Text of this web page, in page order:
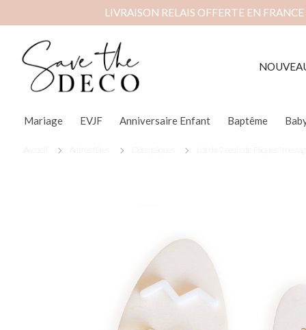
LIVRAISON RELAIS OFFERTE EN
Mariage EVJF Anniversaire Enfant Baptême
Accueil Autres fêtes